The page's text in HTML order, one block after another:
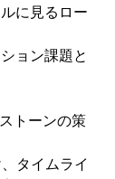
に見るロー
ョン課題と
トーンの策
タイムライ